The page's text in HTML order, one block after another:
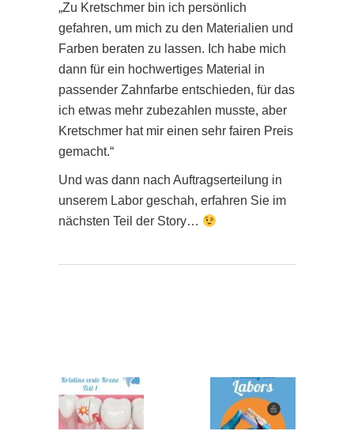
„Zu Kretschmer bin ich persönlich
gefahren, um mich zu den Materialien und
Farben beraten zu lassen. Ich habe mich
dann für ein hochwertiges Material in
passender Zahnfarbe entschieden, für das
ich etwas mehr zubezahlen musste, aber
Kretschmer hat mir einen sehr fairen Preis
gemacht.“
Und was dann nach Auftragserteilung in
unserem Labor geschah, erfahren Sie im
nächsten Teil der Story…